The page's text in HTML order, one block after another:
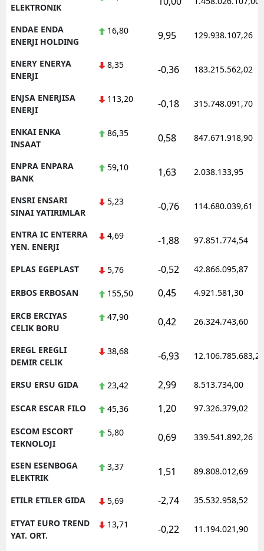
ELEKTRONIK
ENDAE ENDA
ENERJI HOLDING
16,80 9,95 129.938.107,26
ENERY ENERYA
ENERJI
8,35 -0,36 183.215.562,02
ENJSA ENERJISA
ENERJI
113,20 -0,18 315.748.091,70
ENKAI ENKA
INSAAT
86,35 0,58 847.671.918,90
ENPRA ENPARA
BANK
59,10 1,63 2.038.133,95
ENSRI ENSARI
SINAI YATIRIMLAR
5,23 -0,76 114.680.039,61
ENTRA IC ENTERRA
YEN. ENERJI
4,69 -1,88 97.851.774,54
EPLAS EGEPLAST 5,76 -0,52 42.866.095,87
ERBOS ERBOSAN 155,50 0,45 4.921.581,30
ERCB ERCIYAS
CELIK BORU
47,90 0,42 26.324.743,60
EREGL EREGLI
DEMIR CELIK
38,68 -6,93 12.106.785.683,20
ERSU ERSU GIDA 23,42 2,99 8.513.734,00
ESCAR ESCAR FILO 45,36 1,20 97.326.379,02
ESCOM ESCORT
TEKNOLOJI
5,80 0,69 339.541.892,26
ESEN ESENBOGA
ELEKTRIK
3,37 1,51 89.808.012,69
ETILR ETILER GIDA 5,69 -2,74 35.532.958,52
ETYAT EURO TREND
YAT. ORT.
13,71 -0,22 11.194.021,90